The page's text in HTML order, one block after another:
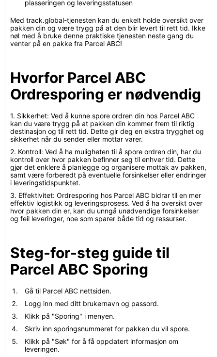
plasseringen og leveringsstatusen
Med track.global-tjenesten kan du enkelt holde oversikt over
pakken din og være trygg på at den blir levert til rett tid. Ikke
nøl med å bruke denne praktiske tjenesten neste gang du
venter på en pakke fra Parcel ABC!
Hvorfor Parcel ABC
Ordresporing er nødvendig
1. Sikkerhet: Ved å kunne spore ordren din hos Parcel ABC
kan du være trygg på at pakken din kommer frem til riktig
destinasjon og til rett tid. Dette gir deg en ekstra trygghet og
sikkerhet når du sender eller mottar varer.
2. Kontroll: Ved å ha muligheten til å spore ordren din, har du
kontroll over hvor pakken befinner seg til enhver tid. Dette
gjør det enklere å planlegge og organisere mottak av pakken,
samt være forberedt på eventuelle forsinkelser eller endringer
i leveringstidspunktet.
3. Effektivitet: Ordresporing hos Parcel ABC bidrar til en mer
effektiv logistikk og leveringsprosess. Ved å ha oversikt over
hvor pakken din er, kan du unngå unødvendige forsinkelser
og feil leveringer, noe som sparer både tid og ressurser.
Steg-for-steg guide til
Parcel ABC Sporing
Gå til Parcel ABC nettsiden.
Logg inn med ditt brukernavn og passord.
Klikk på "Sporing" i menyen.
Skriv inn sporingsnummeret for pakken du vil spore.
Klikk på "Søk" for å få oppdatert informasjon om
leveringen.